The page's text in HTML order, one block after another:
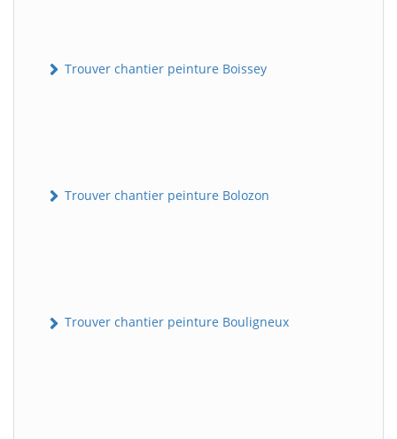
Trouver chantier peinture Boissey
Trouver chantier peinture Bolozon
Trouver chantier peinture Bouligneux